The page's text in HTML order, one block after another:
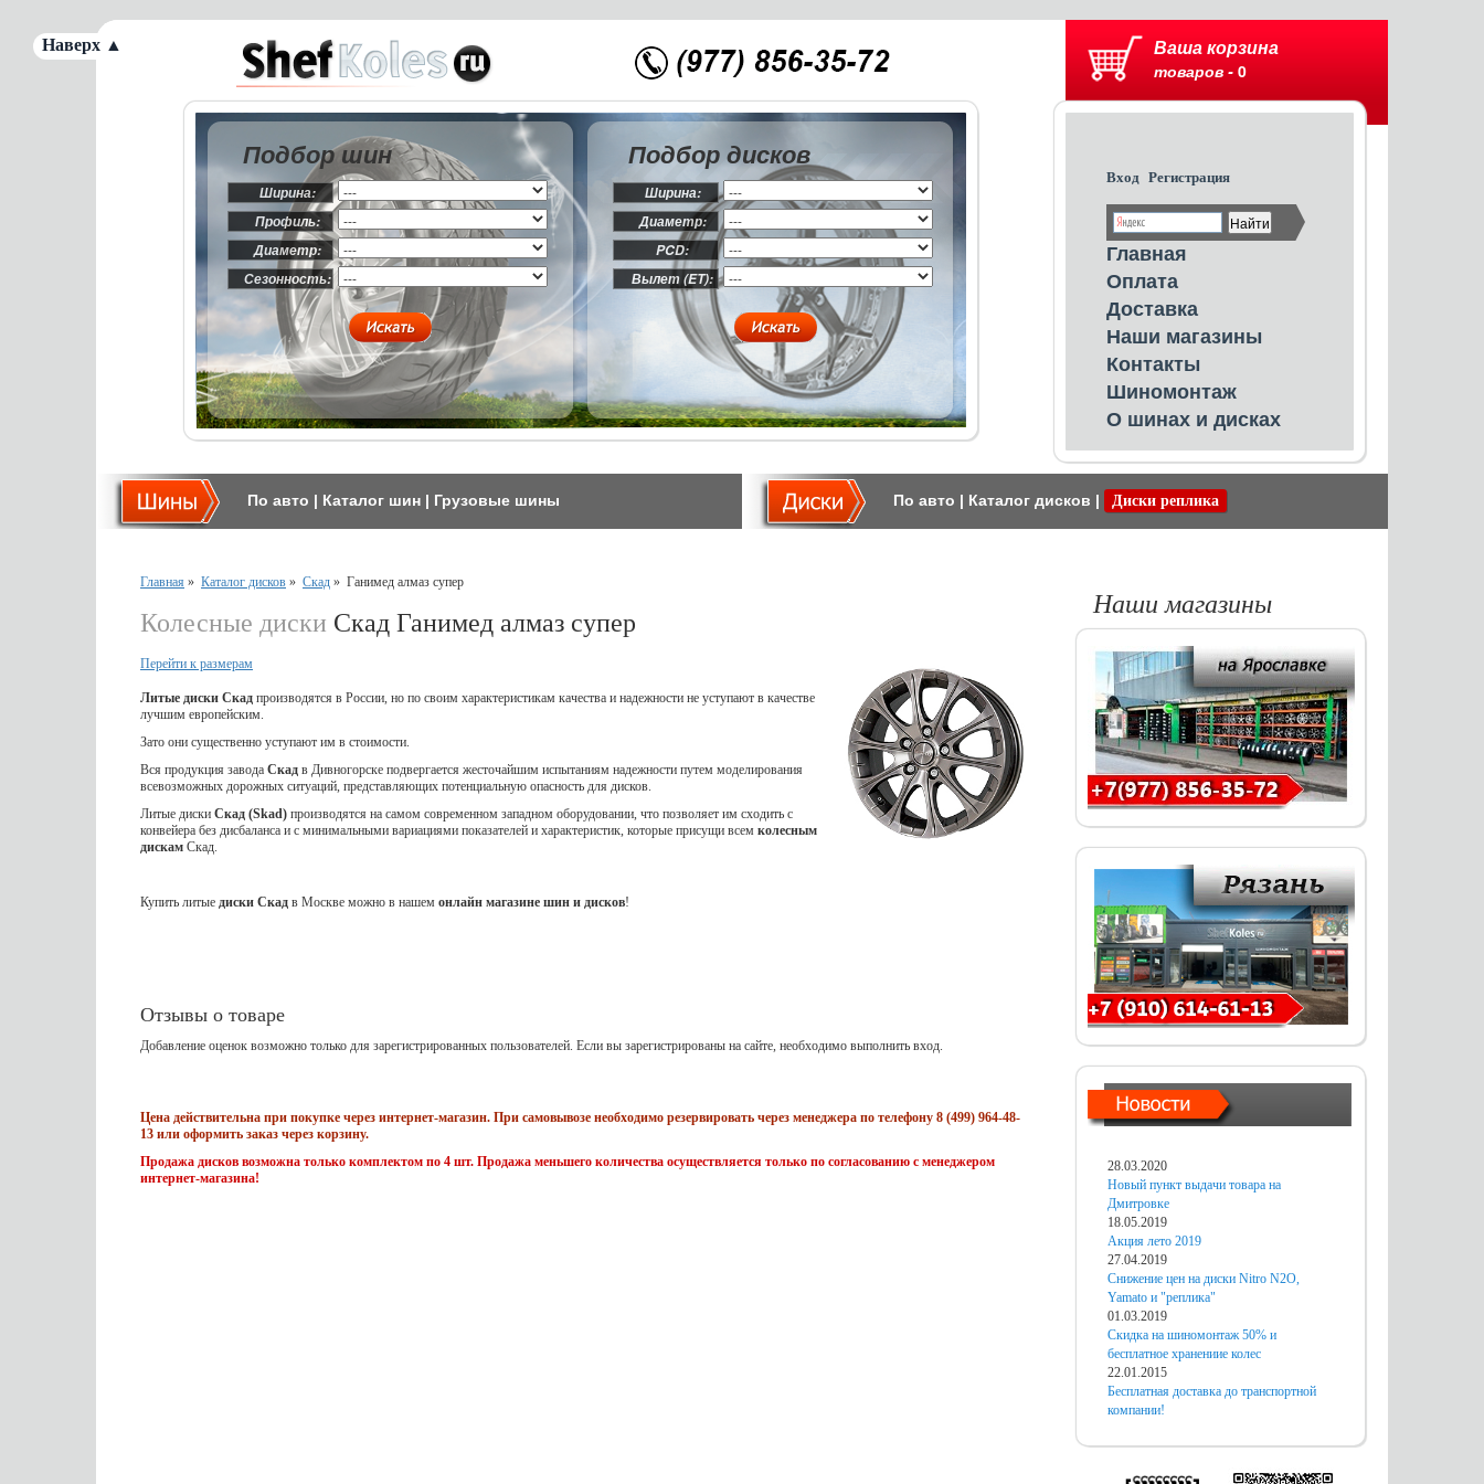
Ваша корзина
товаров - 0
Вход Регистрация
Главная
Оплата
Доставка
Наши магазины
Контакты
Шиномонтаж
О шинах и дисках
Подбор шин
Ширина:
Профиль:
Диаметр:
Сезонность:
Подбор дисков
Ширина:
Диаметр:
PCD:
Вылет (ET):
По авто | Каталог шин | Грузовые шины По авто | Каталог дисков | Диски реплика
Главная » Каталог дисков » Скад » Ганимед алмаз супер
Колесные диски Скад Ганимед алмаз супер
Перейти к размерам
Литые диски Скад производятся в России, но по своим характеристикам качества и надежности не уступают в качестве
лучшим европейским.
Зато они существенно уступают им в стоимости.
Вся продукция завода Скад в Дивногорске подвергается жесточайшим испытаниям надежности путем моделирования
всевозможных дорожных ситуаций, представляющих потенциальную опасность для дисков.
Литые диски Скад (Skad) производятся на самом современном западном оборудовании, что позволяет им сходить с
конвейера без дисбаланса и с минимальными вариациями показателей и характеристик, которые присущи всем колесным
дискам Скад.
Купить литые диски Скад в Москве можно в нашем онлайн магазине шин и дисков!
Отзывы о товаре
Добавление оценок возможно только для зарегистрированных пользователей. Если вы зарегистрированы на сайте, необходимо выполнить вход.
Цена действительна при покупке через интернет-магазин. При самовывозе необходимо резервировать через менеджера по телефону 8 (499) 964-48-
13 или оформить заказ через корзину.
Продажа дисков возможна только комплектом по 4 шт. Продажа меньшего количества осуществляется только по согласованию с менеджером
интернет-магазина!
Наши магазины
28.03.2020
Новый пункт выдачи товара на
Дмитровке
18.05.2019
Акция лето 2019
27.04.2019
Снижение цен на диски Nitro N2O,
Yamato и "реплика"
01.03.2019
Скидка на шиномонтаж 50% и
бесплатное хранениие колес
22.01.2015
Бесплатная доставка до транспортной
компании!
Наверх ▲